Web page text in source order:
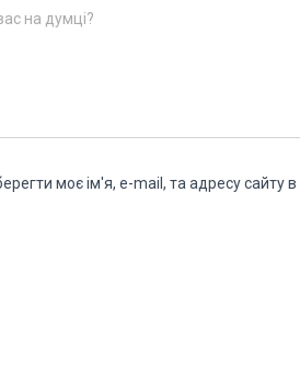
на думці?
моє ім'я, e-mail, та адресу сайту